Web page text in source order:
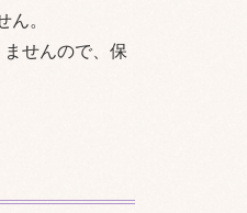
。
せんので、保